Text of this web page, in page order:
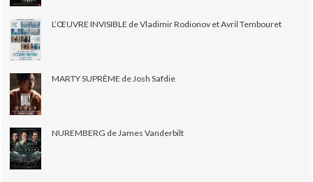
L’ŒUVRE INVISIBLE de Vladimir Rodionov et Avril Tembouret
MARTY SUPRÊME de Josh Safdie
NUREMBERG de James Vanderbilt